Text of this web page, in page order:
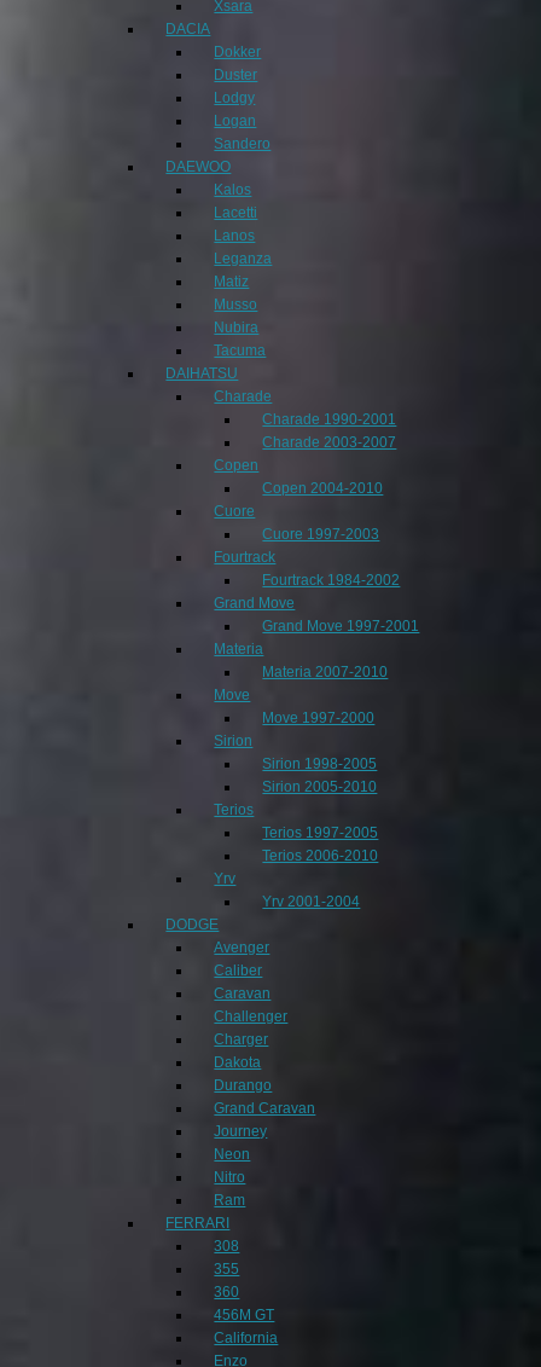
Xsara
DACIA
Dokker
Duster
Lodgy
Logan
Sandero
DAEWOO
Kalos
Lacetti
Lanos
Leganza
Matiz
Musso
Nubira
Tacuma
DAIHATSU
Charade
Charade 1990-2001
Charade 2003-2007
Copen
Copen 2004-2010
Cuore
Cuore 1997-2003
Fourtrack
Fourtrack 1984-2002
Grand Move
Grand Move 1997-2001
Materia
Materia 2007-2010
Move
Move 1997-2000
Sirion
Sirion 1998-2005
Sirion 2005-2010
Terios
Terios 1997-2005
Terios 2006-2010
Yrv
Yrv 2001-2004
DODGE
Avenger
Caliber
Caravan
Challenger
Charger
Dakota
Durango
Grand Caravan
Journey
Neon
Nitro
Ram
FERRARI
308
355
360
456M GT
California
Enzo